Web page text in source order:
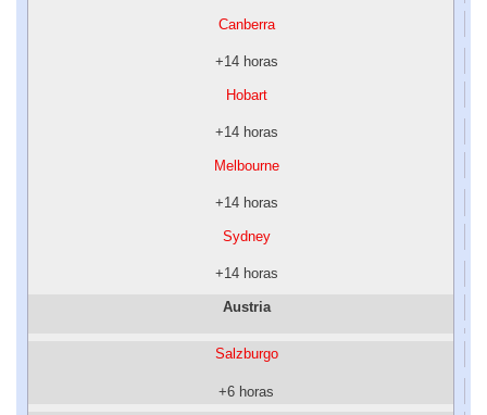
Canberra
+14 horas
Hobart
+14 horas
Melbourne
+14 horas
Sydney
+14 horas
Austria
Salzburgo
+6 horas